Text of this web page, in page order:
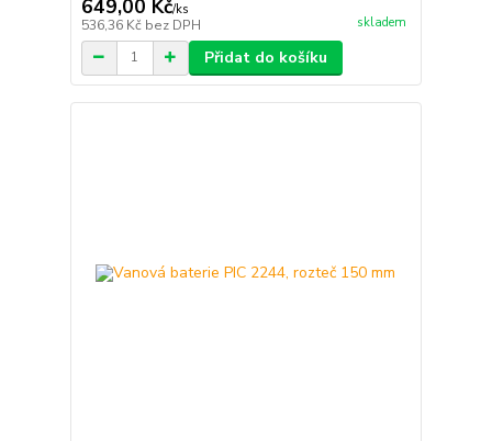
649,00 Kč/ks
536,36 Kč bez DPH skladem
Přidat do košíku